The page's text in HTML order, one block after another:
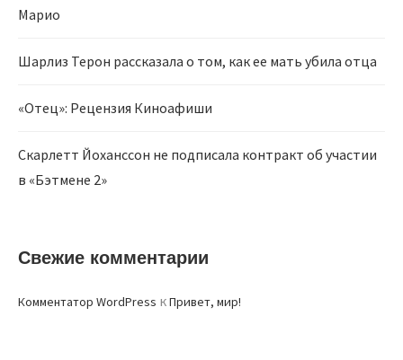
Марио
Шарлиз Терон рассказала о том, как ее мать убила отца
«Отец»: Рецензия Киноафиши
Скарлетт Йоханссон не подписала контракт об участии
в «Бэтмене 2»
Свежие комментарии
Комментатор WordPress кПривет, мир!